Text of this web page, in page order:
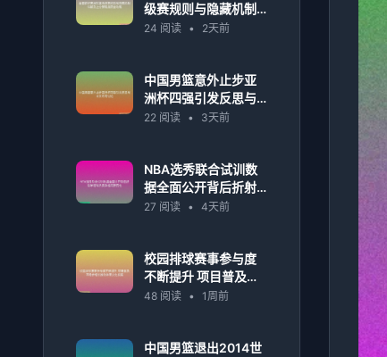
级赛规则与隐藏机制
详解及上分策略指南
24 阅读 • 2天前
中国男篮意外止步亚
洲杯四强引发反思与
未来布局讨论
22 阅读 • 3天前
NBA选秀联合试训数
据全面公开背后折射
年轻球员竞争格局新
27 阅读 • 4天前
校园排球赛事参与度
不断提升 项目普及率
稳步增长推动体育文
48 阅读 • 1周前
中国男篮退出2014世